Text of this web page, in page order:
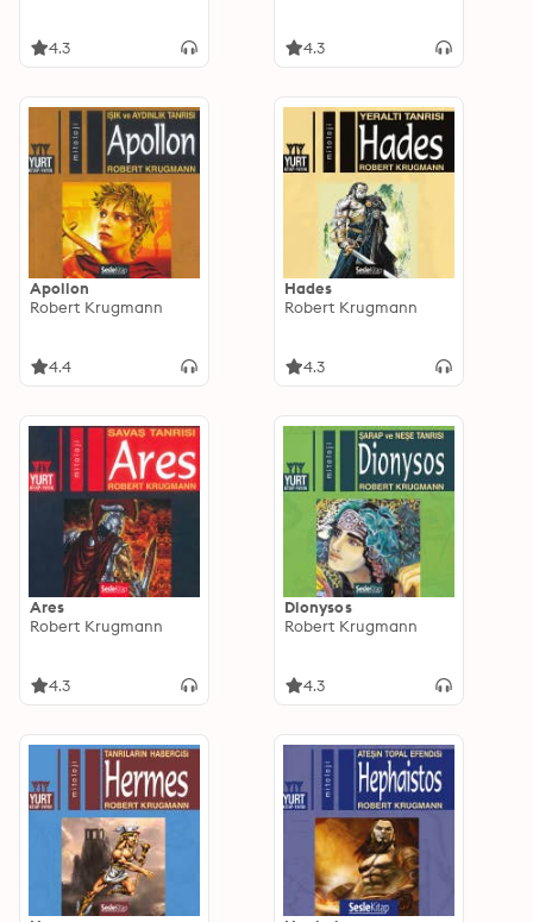
4.3 4.3
Apollon
Robert Krugmann
4.4
Hades
Robert Krugmann
4.3
Ares
Robert Krugmann
4.3
Dionysos
Robert Krugmann
4.3